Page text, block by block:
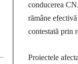
conducerea
rămâne
contestată prin
Proiectele